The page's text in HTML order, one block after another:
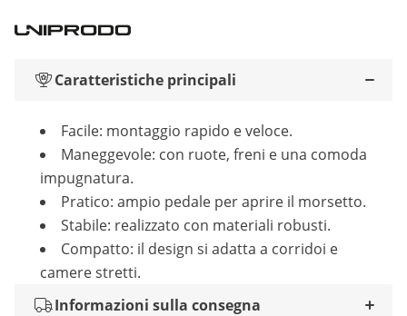
Caratteristiche principali
Facile: montaggio rapido e veloce.
Maneggevole: con ruote, freni e una comoda
impugnatura.
Pratico: ampio pedale per aprire il morsetto.
Stabile: realizzato con materiali robusti.
Compatto: il design si adatta a corridoi e
camere stretti.
Informazioni sulla consegna